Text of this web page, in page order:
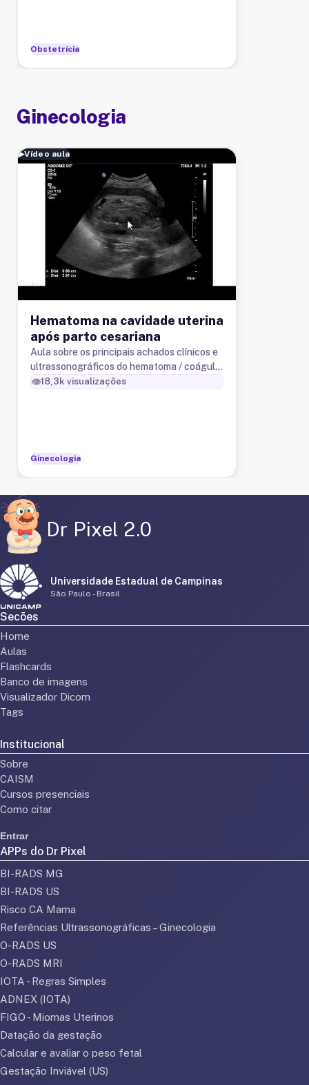
Obstetrícia
Ginecologia
▶Vídeo aula
Hematoma na cavidade uterina
após parto cesariana
Aula sobre os principais achados clínicos e
ultrassonográficos do hematoma / coágulo
na cavidade uterina após o parto cesariana.
👁️18,3k visualizações
Ginecologia
Dr Pixel 2.0
Universidade Estadual de Campinas
São Paulo - Brasil
Secões
Home
Aulas
Flashcards
Banco de imagens
Visualizador Dicom
Tags
Institucional
Sobre
CAISM
Cursos presenciais
Como citar
Entrar
APPs do Dr Pixel
BI-RADS MG
BI-RADS US
Risco CA Mama
Referências Ultrassonográficas – Ginecologia
O-RADS US
O-RADS MRI
IOTA - Regras Simples
ADNEX (IOTA)
FIGO - Miomas Uterinos
Datação da gestação
Calcular e avaliar o peso fetal
Gestação Inviável (US)